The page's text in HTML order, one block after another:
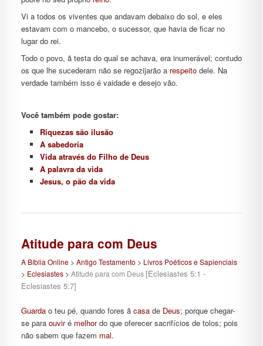
Vi a todos os viventes que andavam debaixo do sol, e eles
estavam com o mancebo, o sucessor, que havia de ficar no
lugar do rei.
Todo o povo, ã testa do qual se achava, era inumerável; contudo
os que lhe sucederam não se regozijarão a respeitodele. Na
verdade também isso é vaidade e desejo vão.
Você também pode gostar:
Riquezas são ilusão
A sabedoria
Vida através do Filho de Deus
A palavra da vida
Jesus, o pão da vida
Atitude para com Deus
A Bíblia Online> Antigo Testamento > Livros Poéticos e Sapienciais
> Eclesiastes> Atitude para com Deus [Eclesiastes 5:1 -
Eclesiastes 5:7]
Guardao teu pé, quando fores ã casade Deus; porque chegar-
se para ouviré melhordo que oferecer sacrifícios de tolos; pois
não sabem que fazem mal.